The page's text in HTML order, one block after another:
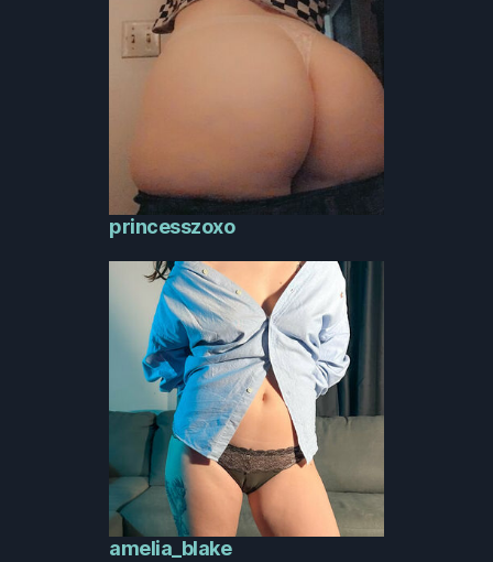
princesszoxo
amelia_blake